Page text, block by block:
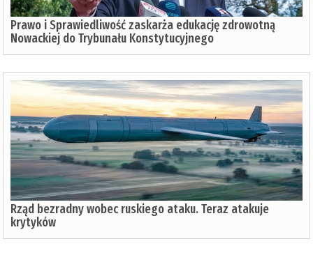
Prawo i Sprawiedliwość zaskarża edukację zdrowotną
Nowackiej do Trybunału Konstytucyjnego
Rząd bezradny wobec ruskiego ataku. Teraz atakuje
krytyków